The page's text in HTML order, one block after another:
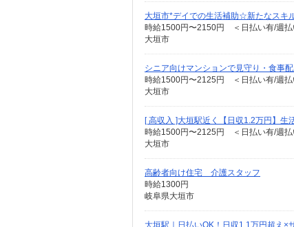
大垣市*デイでの生活補助☆新たなスキ
時給1500円〜2150円 ＜日払い有/週払
大垣市
シニア向けマンションで見守り・食事
時給1500円〜2125円 ＜日払い有/週払
大垣市
[ 高収入 ]大垣駅近く【日収1.2万円】生
時給1500円〜2125円 ＜日払い有/週払
大垣市
高齢者向け住宅 介護スタッフ
時給1300円
岐阜県大垣市
大垣駅｜日払いOK！日収1.1万円超え×